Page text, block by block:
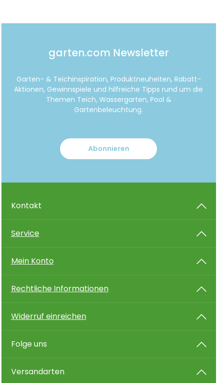
garten.com Newsletter
Garten- & Teichinspiration, Produktneuheiten, Rabatt-
Aktionen, Gewinnspiele und hilfreiche Tipps rund um die
Themen Teich, Wassergarten, Pool &
Gartenbeleuchtung.
Abonnieren
Kontakt
Service
Mein Konto
Rechtliche Informationen
Widerruf einreichen
Folge uns
Versandarten